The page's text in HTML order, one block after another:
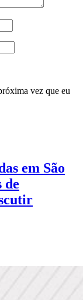
vez que eu
em São
de